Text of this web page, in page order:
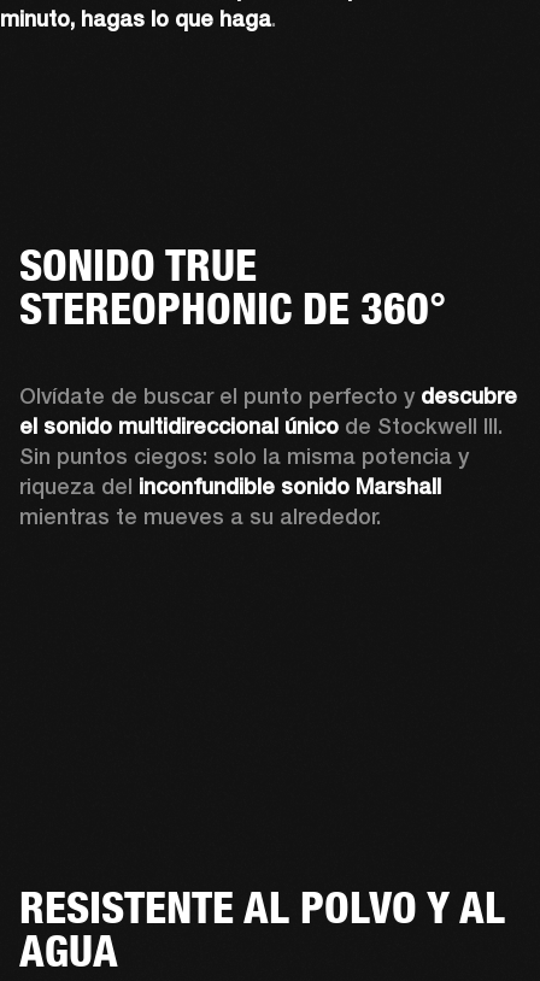
minuto, hagas lo que haga.
SONIDO TRUE
STEREOPHONIC DE 360°
Olvídate de buscar el punto perfecto y descubre
el sonido multidireccional único de Stockwell III.
Sin puntos ciegos: solo la misma potencia y
riqueza del inconfundible sonido Marshall
mientras te mueves a su alrededor.
RESISTENTE AL POLVO Y AL
AGUA